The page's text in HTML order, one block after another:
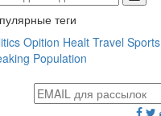
теги
Opition Healt Travel Sports
Population